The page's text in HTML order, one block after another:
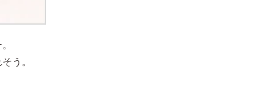
う。